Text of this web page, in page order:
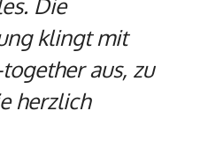
Die
klingt mit
aus, zu
herzlich